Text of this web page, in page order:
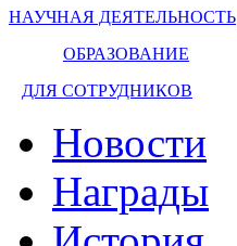
НАУЧНАЯ ДЕЯТЕЛЬНОСТЬ
ОБРАЗОВАНИЕ
ДЛЯ СОТРУДНИКОВ
Новости
Награды